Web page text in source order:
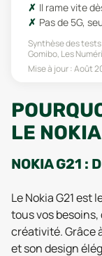
Il rame vite
Pas de 5G,
Synthèse des
Gomibo, Les
Mise à jour :Août
LE
NOKIA G21 :
Le Nokia G21 est
tous vos
créativité. Grâce
et son design